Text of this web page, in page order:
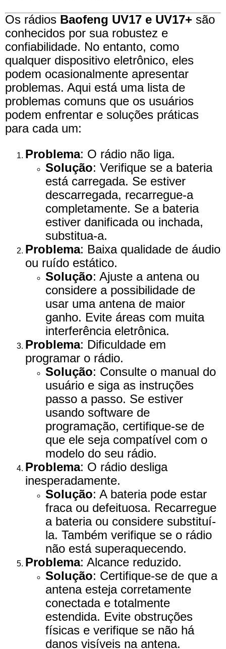
Os rádios Baofeng UV17 e UV17+ são
conhecidos por sua robustez e
confiabilidade. No entanto, como
qualquer dispositivo eletrônico, eles
podem ocasionalmente apresentar
problemas. Aqui está uma lista de
problemas comuns que os usuários
podem enfrentar e soluções práticas
para cada um:
Problema: O rádio não liga.
Solução: Verifique se a bateria
está carregada. Se estiver
descarregada, recarregue-a
completamente. Se a bateria
estiver danificada ou inchada,
substitua-a.
Problema: Baixa qualidade de áudio
ou ruído estático.
Solução: Ajuste a antena ou
considere a possibilidade de
usar uma antena de maior
ganho. Evite áreas com muita
interferência eletrônica.
Problema: Dificuldade em
programar o rádio.
Solução: Consulte o manual do
usuário e siga as instruções
passo a passo. Se estiver
usando software de
programação, certifique-se de
que ele seja compatível com o
modelo do seu rádio.
Problema: O rádio desliga
inesperadamente.
Solução: A bateria pode estar
fraca ou defeituosa. Recarregue
a bateria ou considere substituí-
la. Também verifique se o rádio
não está superaquecendo.
Problema: Alcance reduzido.
Solução: Certifique-se de que a
antena esteja corretamente
conectada e totalmente
estendida. Evite obstruções
físicas e verifique se não há
danos visíveis na antena.